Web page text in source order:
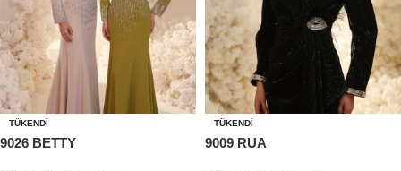
TÜKENDI
9026 BETTY
TÜKENDI
9009 RUA